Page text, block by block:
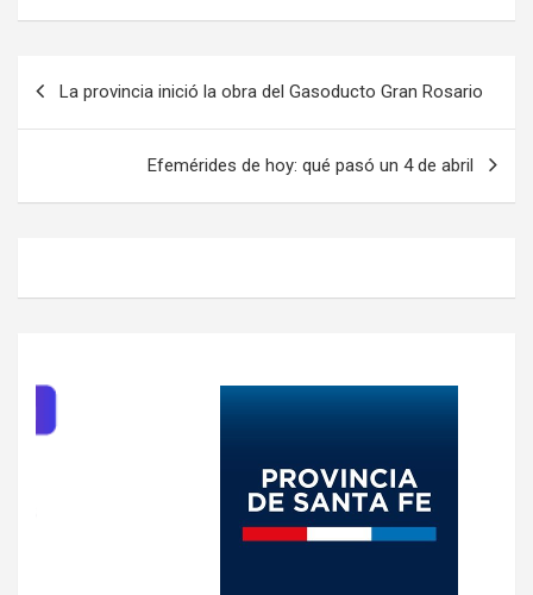
La provincia inició la obra del Gasoducto Gran Rosario
Efemérides de hoy: qué pasó un 4 de abril